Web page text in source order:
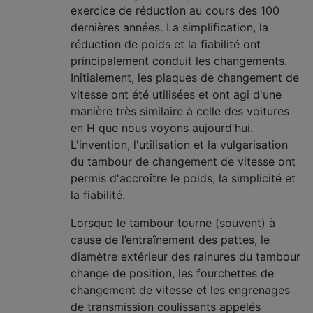
exercice de réduction au cours des 100
dernières années. La simplification, la
réduction de poids et la fiabilité ont
principalement conduit les changements.
Initialement, les plaques de changement de
vitesse ont été utilisées et ont agi d'une
manière très similaire à celle des voitures
en H que nous voyons aujourd'hui.
L'invention, l'utilisation et la vulgarisation
du tambour de changement de vitesse ont
permis d'accroître le poids, la simplicité et
la fiabilité.
Lorsque le tambour tourne (souvent) à
cause de l’entraînement des pattes, le
diamètre extérieur des rainures du tambour
change de position, les fourchettes de
changement de vitesse et les engrenages
de transmission coulissants appelés